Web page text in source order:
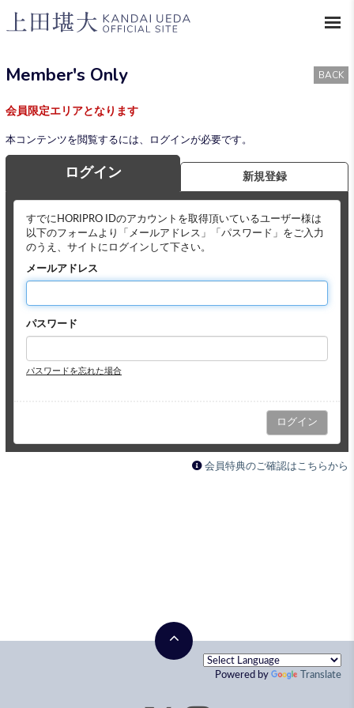
Member's Only BACK
会員限定エリアとなります
本コンテンツを閲覧するには、ログインが必要です。
ログイン 新規登録
すでにHORIPRO IDのアカウントを取得頂いているユーザー様は
以下のフォームより「メールアドレス」「パスワード」をご入力
のうえ、サイトにログインして下さい。
メールアドレス
パスワード
パスワードを忘れた場合
会員特典のご確認はこちらから
Powered by Translate